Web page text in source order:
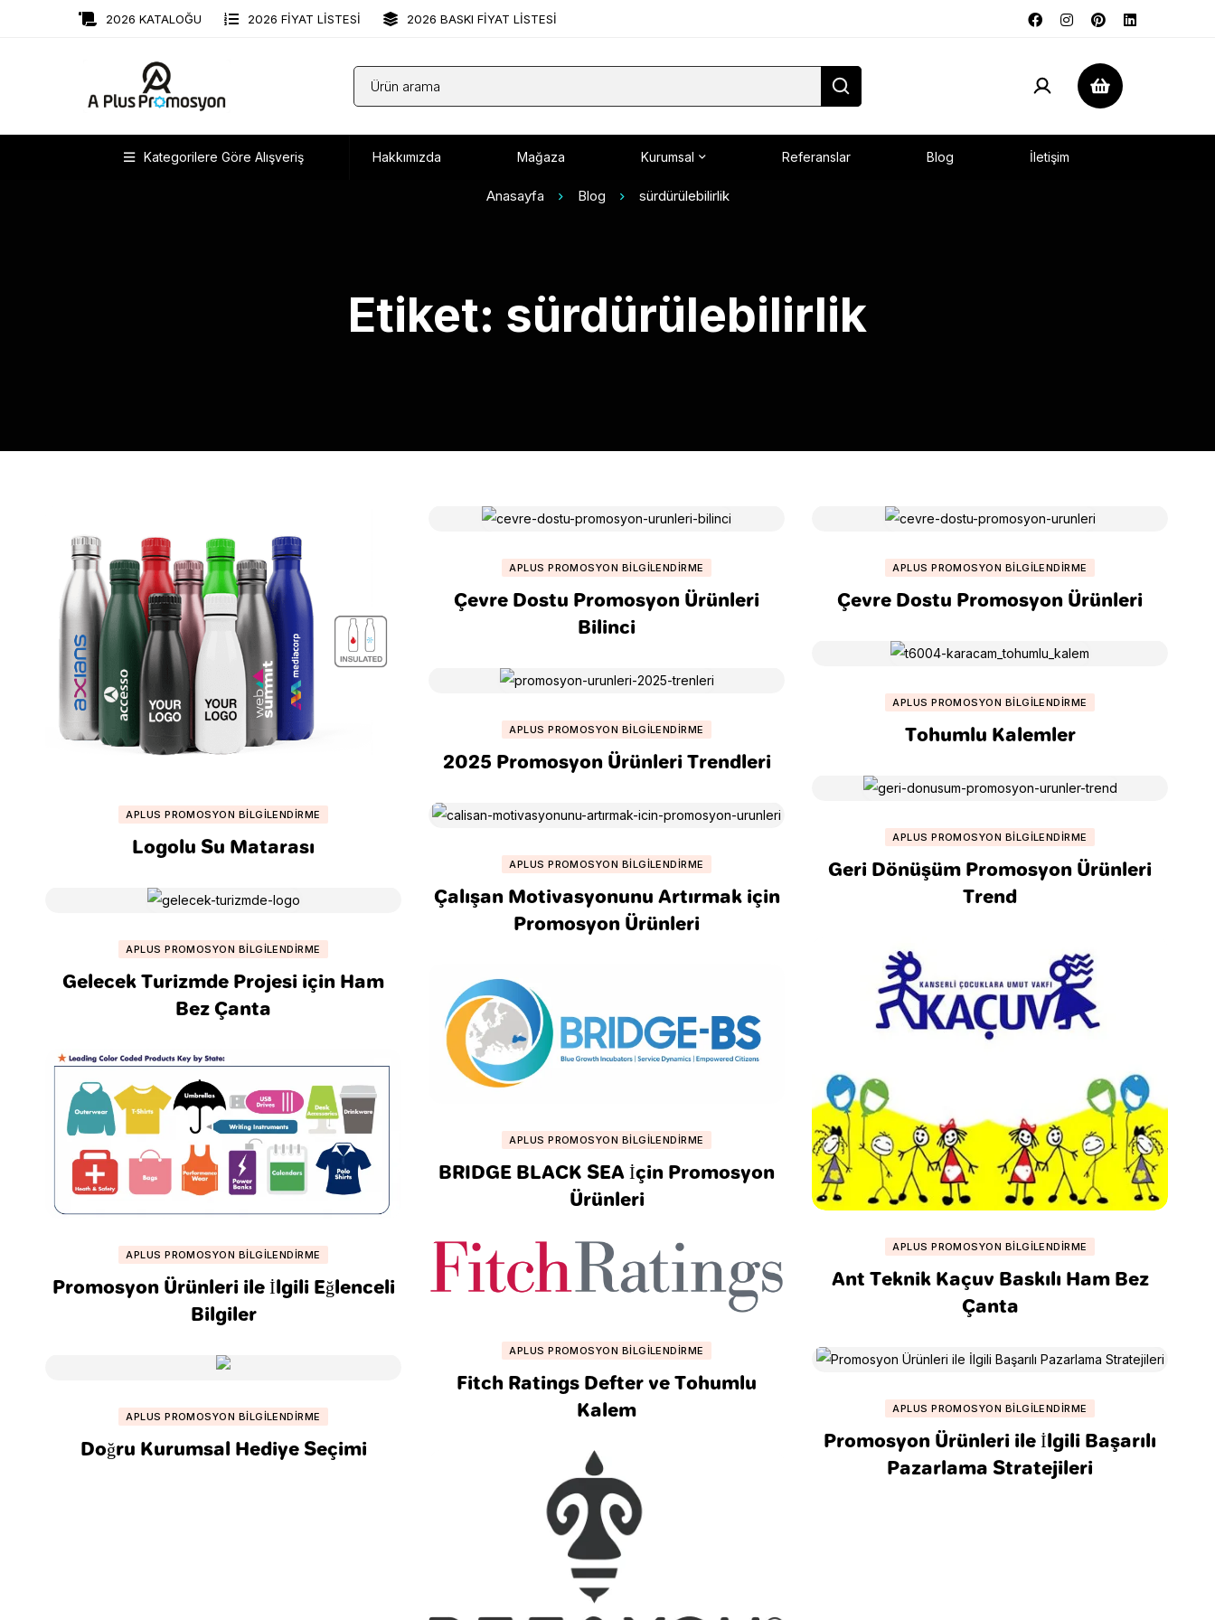
2026 KATALOĞU 2026 FİYAT LİSTESİ 2026 BASKI FİYAT LİSTESİ
Kategorilere Göre Alışveriş Hakkımızda Mağaza Kurumsal Referanslar Blog İletişim
Anasayfa Blog sürdürülebilirlik
Etiket: sürdürülebilirlik
APLUS PROMOSYON BILGILENDIRME
Logolu Su Matarası
APLUS PROMOSYON BILGILENDIRME
Çevre Dostu Promosyon Ürünleri
Bilinci
APLUS PROMOSYON BILGILENDIRME
Çevre Dostu Promosyon Ürünleri
APLUS PROMOSYON BILGILENDIRME
Tohumlu Kalemler
APLUS PROMOSYON BILGILENDIRME
2025 Promosyon Ürünleri Trendleri
APLUS PROMOSYON BILGILENDIRME
Geri Dönüşüm Promosyon Ürünleri
Trend
APLUS PROMOSYON BILGILENDIRME
Çalışan Motivasyonunu Artırmak için
Promosyon Ürünleri
APLUS PROMOSYON BILGILENDIRME
Gelecek Turizmde Projesi için Ham
Bez Çanta
APLUS PROMOSYON BILGILENDIRME
Ant Teknik Kaçuv Baskılı Ham Bez
Çanta
APLUS PROMOSYON BILGILENDIRME
BRIDGE BLACK SEA İçin Promosyon
Ürünleri
APLUS PROMOSYON BILGILENDIRME
Promosyon Ürünleri ile İlgili Eğlenceli
Bilgiler
APLUS PROMOSYON BILGILENDIRME
Fitch Ratings Defter ve Tohumlu
Kalem
APLUS PROMOSYON BILGILENDIRME
Promosyon Ürünleri ile İlgili Başarılı
Pazarlama Stratejileri
APLUS PROMOSYON BILGILENDIRME
Doğru Kurumsal Hediye Seçimi